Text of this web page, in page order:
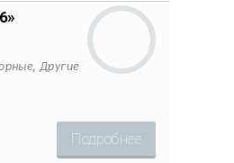
, Другие
Подробнее